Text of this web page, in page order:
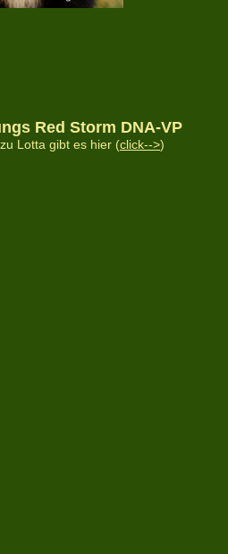
Red Storm DNA-VP
Lotta gibt es hier (click-->)